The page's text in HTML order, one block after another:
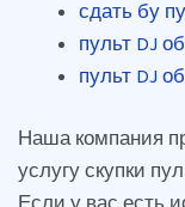
сдать бу
пульт DJ
пульт DJ
Наша компания
услугу скупки